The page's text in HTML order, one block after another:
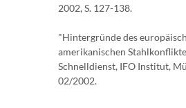
2002, S. 127-138.
"Hintergründe des
amerikanischen
Schnelldienst, IFO Institut,
02/2002.